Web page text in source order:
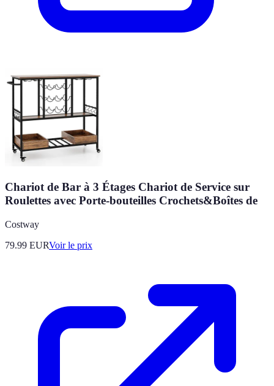
Chariot de Bar à 3 Étages Chariot de Service sur
Roulettes avec Porte-bouteilles Crochets&Boîtes de
Costway
79.99 EURVoir le prix